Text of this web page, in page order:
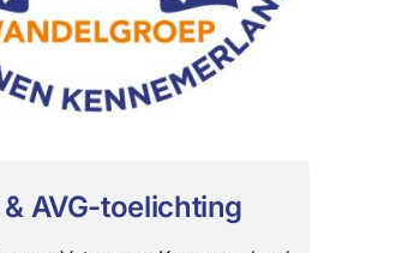
AVG-toelichting